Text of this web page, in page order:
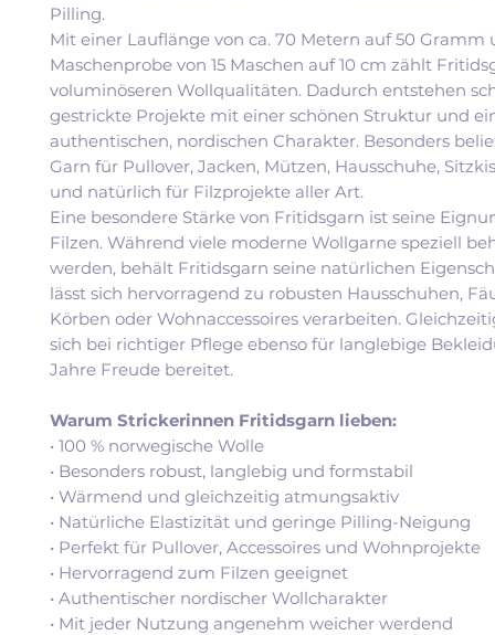
Pilling.
Mit einer Lauflänge von ca. 70 Metern auf 50 Gramm
Maschenprobe von 15 Maschen auf 10 cm zählt
voluminöseren Wollqualitäten. Dadurch entstehen
gestrickte Projekte mit einer schönen Struktur und
authentischen, nordischen Charakter. Besonders
Garn für Pullover, Jacken, Mützen, Hausschuhe,
und natürlich für Filzprojekte aller Art.
Eine besondere Stärke von Fritidsgarn ist seine
Filzen. Während viele moderne Wollgarne speziell
werden, behält Fritidsgarn seine natürlichen
lässt sich hervorragend zu robusten Hausschuhen,
Körben oder Wohnaccessoires verarbeiten.
sich bei richtiger Pflege ebenso für langlebige
Jahre Freude bereitet.
Warum Strickerinnen Fritidsgarn lieben:
• 100 % norwegische Wolle
• Besonders robust, langlebig und formstabil
• Wärmend und gleichzeitig atmungsaktiv
• Natürliche Elastizität und geringe Pilling-Neigung
• Perfekt für Pullover, Accessoires und Wohnprojekte
• Hervorragend zum Filzen geeignet
• Authentischer nordischer Wollcharakter
• Mit jeder Nutzung angenehm weicher werdend